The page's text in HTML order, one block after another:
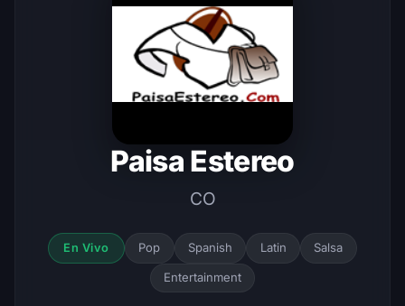
Paisa Estereo
CO
En Vivo Pop Spanish Latin Salsa
Entertainment